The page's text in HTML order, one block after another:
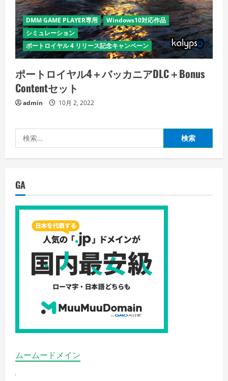
DMM GAME PLAYER専用
Windows10対応作品
シミュレーション
ポートロイヤル 4 リリース記念キャンペーン
ポートロイヤル4＋バッカニアDLC＋Bonus
Contentセット
admin 10月 2, 2022
索:
GA
ムームードメイン